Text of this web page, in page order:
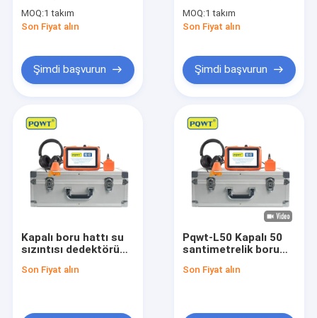
Havuz Sıhhi Tesisat
Kaçak Tespiti
MOQ:1 takım
Son Fiyat alın
Şimdi başvurun
Derinlik
MOQ:1 takım
Son Fiyat alın
Şimdi başvurun
Kapalı boru hattı su
sızıntısı dedektörü
Son Fiyat alın
Pqwt-L50 Kapalı 50
santimetrelik boru
dedektörü
Son Fiyat alın